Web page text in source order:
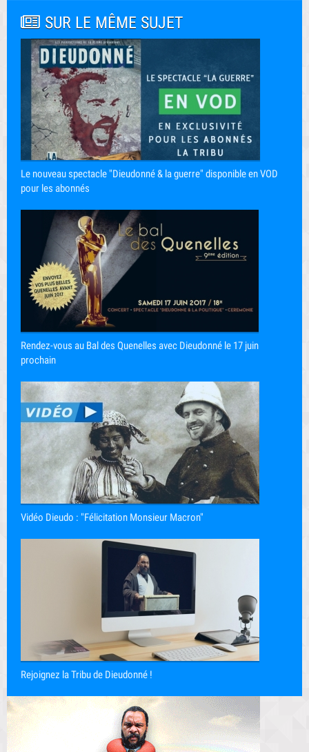
SUR LE MÊME SUJET
Le nouveau spectacle "Dieudonné & la guerre" disponible en VOD
pour les abonnés
Rendez-vous au Bal des Quenelles avec Dieudonné le 17 juin
prochain
Vidéo Dieudo : "Félicitation Monsieur Macron"
Rejoignez la Tribu de Dieudonné !